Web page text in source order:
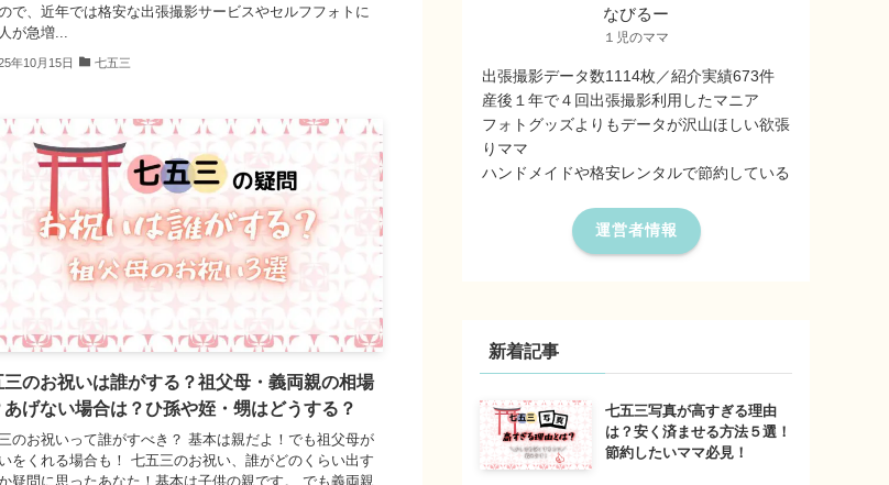
で、近年では格安な出張撮影サービスやセルフフォトに
が急増...
年10月15日 七五三
三のお祝いは誰がする？祖父母・義両親の相場
あげない場合は？ひ孫や姪・甥はどうする？
のお祝いって誰がすべき？ 基本は親だよ！でも祖父母が
をくれる場合も！ 七五三のお祝い、誰がどのくらい出す
疑問に思ったあなた！基本は子供の親です。 でも義両親
なびるー
１児のママ
出張撮影データ数1114枚／紹介実績673件
産後１年で４回出張撮影利用したマニア
フォトグッズよりもデータが沢山ほしい欲張
りママ
ハンドメイドや格安レンタルで節約している
運営者情報
新着記事
七五三写真が高すぎる理由
は？安く済ませる方法５選！
節約したいママ必見！